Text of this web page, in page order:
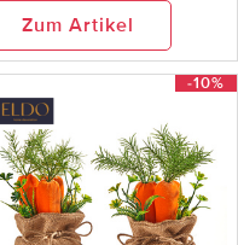
Zum Artikel
-10%